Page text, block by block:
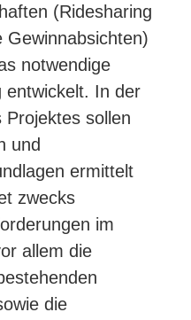
(Ridesharing
Gewinnabsichten)
notwendige
entwickelt. In der
sollen
und
ermittelt
zwecks
im
allem die
die